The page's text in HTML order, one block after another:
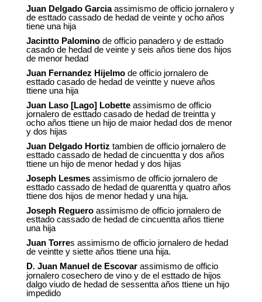
Juan Delgado Garcia assimismo de officio jornalero y
de esttado cassado de hedad de veinte y ocho años
tiene una hija
Jacintto Palomino de officio panadero y de esttado
casado de hedad de veinte y seis años tiene dos hijos
de menor hedad
Juan Fernandez Hijelmo de officio jornalero de
esttado casado de hedad de veintte y nueve años
ttiene una hija
Juan Laso [Lago] Lobette assimismo de officio
jornalero de esttado casado de hedad de treintta y
ocho años ttiene un hijo de maior hedad dos de menor
y dos hijas
Juan Delgado Hortiz tambien de officio jornalero de
esttado cassado de hedad de cincuentta y dos años
ttiene un hijo de menor hedad y dos hijas
Joseph Lesmes assimismo de officio jornalero de
esttado cassado de hedad de quarentta y quatro años
ttiene dos hijos de menor hedad y una hija.
Joseph Reguero assimismo de officio jornalero de
esttado cassado de hedad de cincuentta años ttiene
una hija
Juan Torres assimismo de officio jornalero de hedad
de veintte y siette años ttiene una hija.
D. Juan Manuel de Escovar assimismo de officio
jornalero cosechero de vino y de el esttado de hijos
dalgo viudo de hedad de sessentta años ttiene un hijo
impedido